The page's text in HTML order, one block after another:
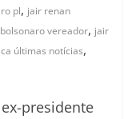
pl, jair renan
vereador, jair
últimas notícias,
presidente